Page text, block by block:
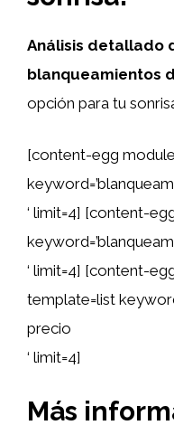
Análisis detallado
blanqueamientos
opción para tu
[content-egg
‘ limit=4] [content-
‘ limit=4] [content-
template=list
precio
‘ limit=4]
Más